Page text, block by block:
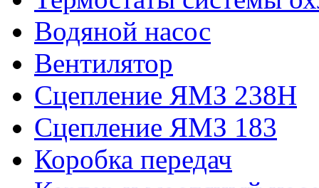
Водяной насос
Вентилятор
Сцепление ЯМЗ 238Н
Сцепление ЯМЗ 183
Коробка передач